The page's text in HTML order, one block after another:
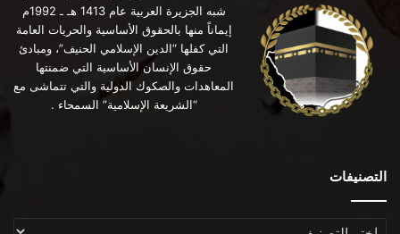
شبه الجزيرة العربية عام 1413 هـ ـ 1992م
إيماناً منها بالحقوق الأساسية والحريات العامة
التي كفلها “الدين الإسلامي الحنيف”، ومبادئ
حقوق الإنسان الأساسية التي ضمنتها
المعاهدات والصكوك الدولية والتي تتماشى مع
“الشريعة الإسلامية” السمحاء .
التصنيفات
التصنيفات